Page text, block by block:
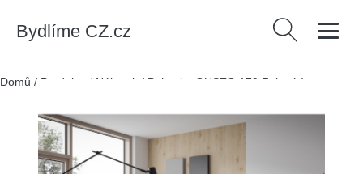
Bydlíme CZ.cz Vyhledávání
Domů / Produkty / Nábytek / Pohovka GUSTO 179 Zelená I